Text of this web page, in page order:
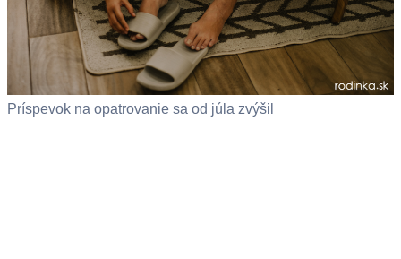
Príspevok na opatrovanie sa od júla zvýšil